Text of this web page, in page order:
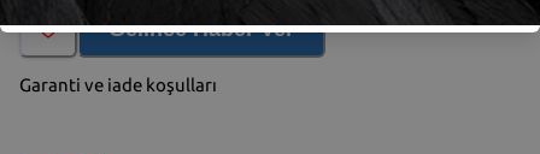
Gelince Haber Ver
Garanti ve iade koşulları